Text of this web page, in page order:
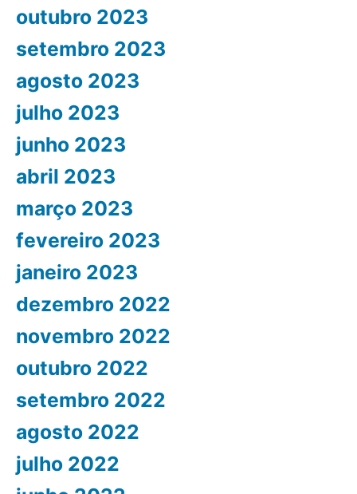
outubro 2023
setembro 2023
agosto 2023
julho 2023
junho 2023
abril 2023
março 2023
fevereiro 2023
janeiro 2023
dezembro 2022
novembro 2022
outubro 2022
setembro 2022
agosto 2022
julho 2022